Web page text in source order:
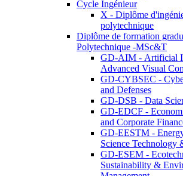
Cycle Ingénieur
X - Diplôme
polytechnique
Diplôme de formation
Polytechnique -MSc&T
GD-AIM - Artificial
Advanced Visual
GD-CYBSEC -
and Defenses
GD-DSB - Data
GD-EDCF -
and Corporate
GD-EESTM -
Science Technology
GD-ESEM -
Sustainability &